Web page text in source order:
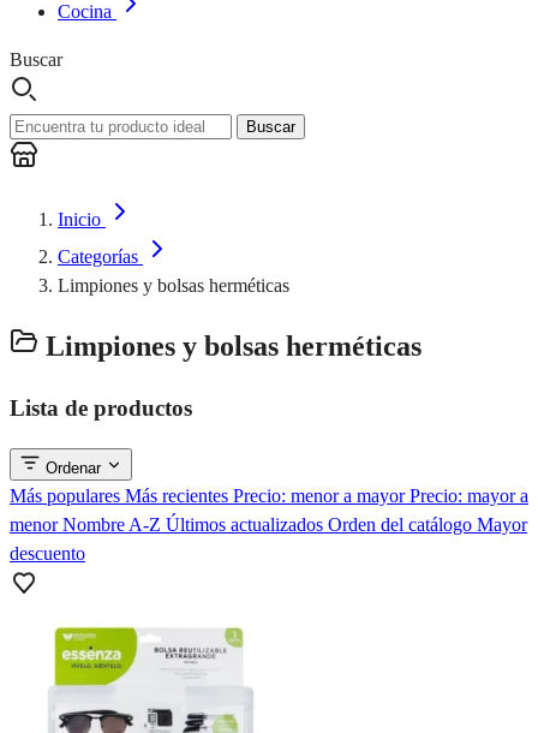
Cocina
Buscar
Buscar
Inicio
Categorías
Limpiones y bolsas herméticas
Limpiones y bolsas herméticas
Lista de productos
Ordenar
Más populares Más recientes Precio: menor a mayorPrecio: mayor a
menorNombre A-Z Últimos actualizados Orden del catálogo Mayor
descuento